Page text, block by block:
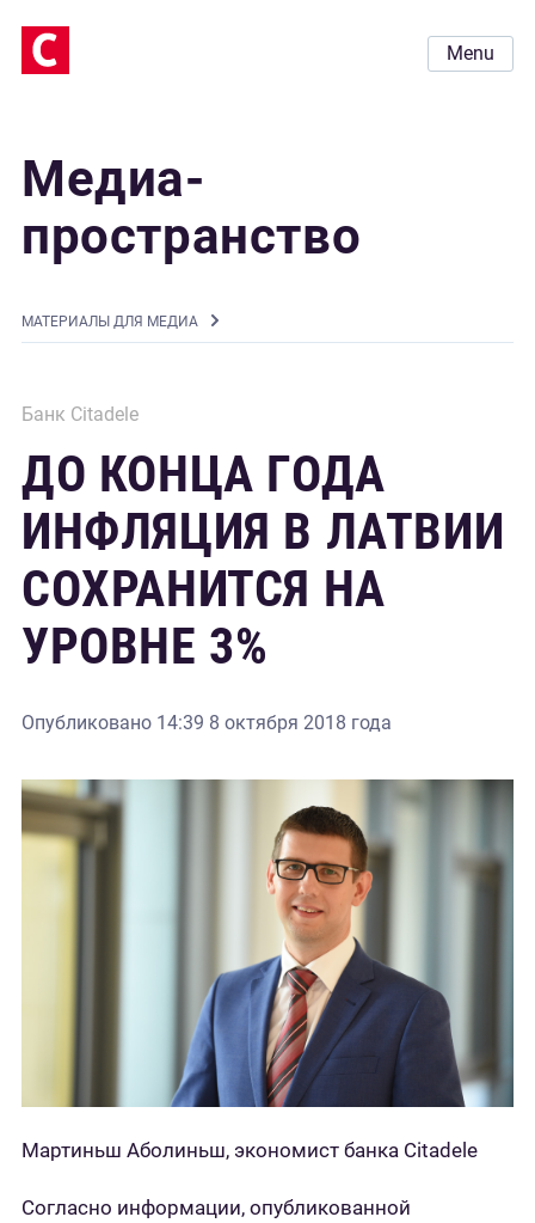
Menu
Медиа-
пространство
MАТЕРИАЛЫ ДЛЯ МЕДИА
Банк Citadele
ДО КОНЦА ГОДА
ИНФЛЯЦИЯ В ЛАТВИИ
СОХРАНИТСЯ НА
УРОВНЕ 3%
Опубликовано 14:39 8 октября 2018 года
Мартиньш Аболиньш, экономист банка Citadele
Согласно информации, опубликованной